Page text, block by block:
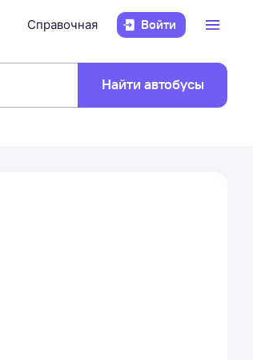
Справочная Войти
Найти автобусы